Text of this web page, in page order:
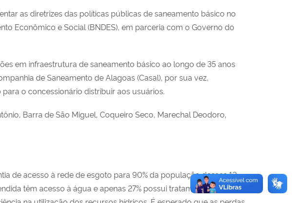
as diretrizes das políticas públicas de saneamento básico no
Econômico e Social (BNDES), em parceria com o Governo do
em infraestrutura de saneamento básico ao longo de 35 anos
de Saneamento de Alagoas (Casal), por sua vez,
o concessionário distribuir aos usuários.
Barra de São Miguel, Coqueiro Seco, Marechal Deodoro,
de acesso à rede de esgoto para 90% da população desses 13
têm acesso à água e apenas 27% possui tratamento de